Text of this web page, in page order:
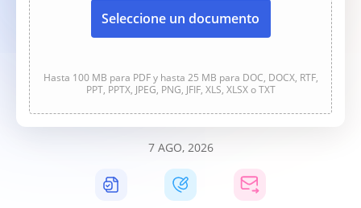
Seleccione un documento
Hasta 100 MB para PDF y hasta 25 MB para DOC, DOCX, RTF,
PPT, PPTX, JPEG, PNG, JFIF, XLS, XLSX o TXT
7 AGO, 2026